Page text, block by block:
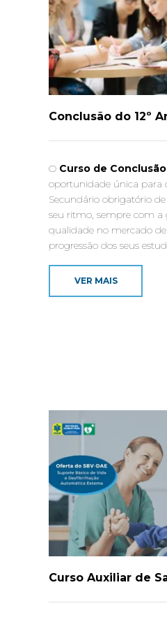
Conclusão do 12º
O Curso de Conclusão
oportunidade única para
Secundário obrigatório
seu ritmo, sempre com a
qualidade no mercado
progressão dos seus
VER MAIS
Curso Auxiliar de